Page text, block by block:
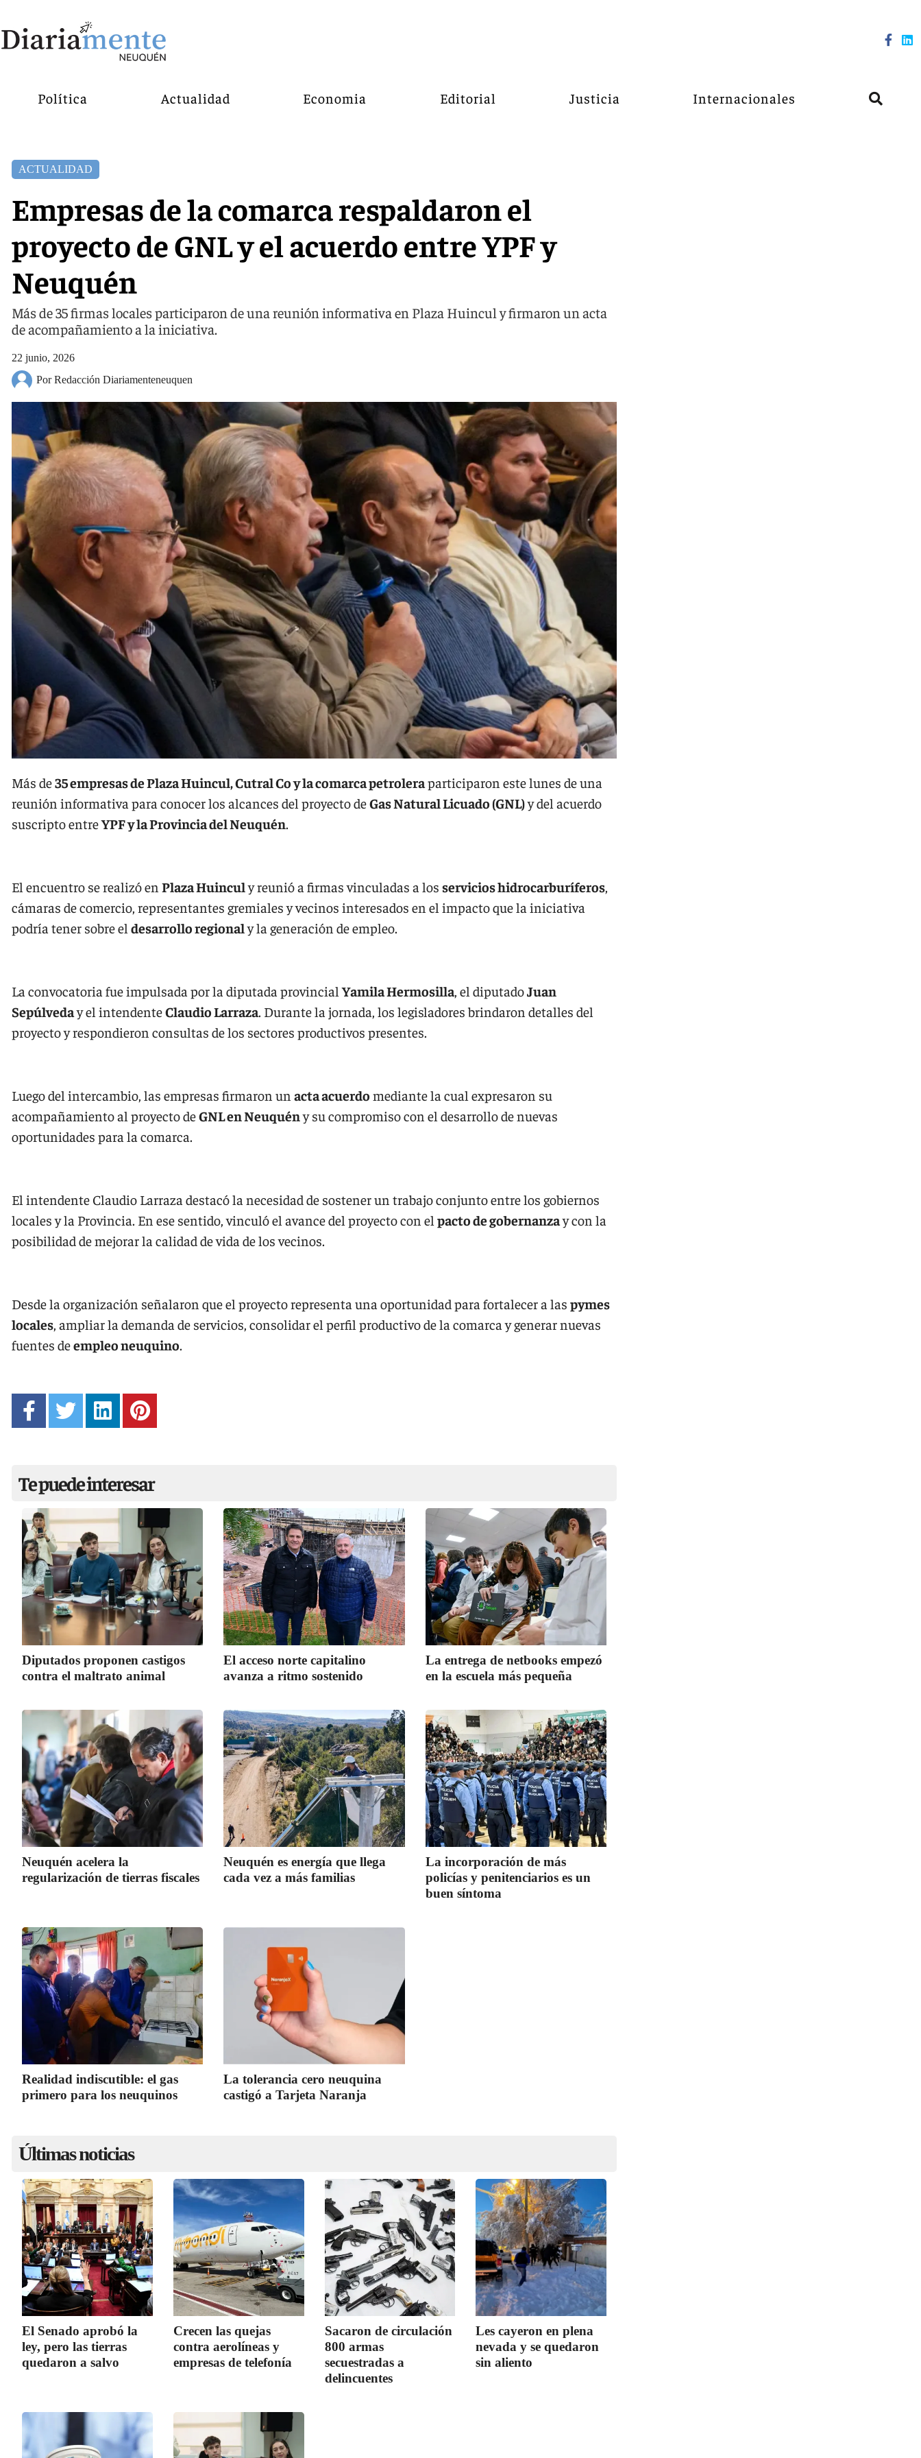
Política Actualidad Economia Editorial Justicia Internacionales
ACTUALIDAD
Empresas de la comarca respaldaron el
proyecto de GNL y el acuerdo entre YPF y
Neuquén
Más de 35 firmas locales participaron de una reunión informativa en Plaza Huincul y firmaron un acta
de acompañamiento a la iniciativa.
22 junio, 2026
Por Redacción Diariamenteneuquen
Más de35 empresas de Plaza Huincul, Cutral Co y la comarca petroleraparticiparon este lunes de una
reunión informativa para conocer los alcances del proyecto deGas Natural Licuado (GNL)y del acuerdo
suscripto entreYPF y la Provincia del Neuquén.
El encuentro se realizó en Plaza Huinculy reunió a firmas vinculadas a los servicios hidrocarburíferos,
cámaras de comercio, representantes gremiales y vecinos interesados en el impacto que la iniciativa
podría tener sobre el desarrollo regionaly la generación de empleo.
La convocatoria fue impulsada por la diputada provincialYamila Hermosilla, el diputadoJuan
Sepúlveday el intendenteClaudio Larraza. Durante la jornada, los legisladores brindaron detalles del
proyecto y respondieron consultas de los sectores productivos presentes.
Luego del intercambio, las empresas firmaron un acta acuerdo mediante la cual expresaron su
acompañamiento al proyecto deGNL en Neuquény su compromiso con el desarrollo de nuevas
oportunidades para la comarca.
El intendente Claudio Larraza destacó la necesidad de sostener un trabajo conjunto entre los gobiernos
locales y la Provincia. En ese sentido, vinculó el avance del proyecto con el pacto de gobernanzay con la
posibilidad de mejorar la calidad de vida de los vecinos.
Desde la organización señalaron que el proyecto representa una oportunidad para fortalecer a las pymes
locales, ampliar la demanda de servicios, consolidar el perfil productivo de la comarca y generar nuevas
fuentes deempleo neuquino.
Te puede interesar
Diputados proponen castigos
contra el maltrato animal
El acceso norte capitalino
avanza a ritmo sostenido
La entrega de netbooks empezó
en la escuela más pequeña
Neuquén acelera la
regularización de tierras fiscales
Neuquén es energía que llega
cada vez a más familias
La incorporación de más
policías y penitenciarios es un
buen síntoma
Realidad indiscutible: el gas
primero para los neuquinos
La tolerancia cero neuquina
castigó a Tarjeta Naranja
Últimas noticias
El Senado aprobó la
ley, pero las tierras
quedaron a salvo
Crecen las quejas
contra aerolíneas y
empresas de telefonía
Sacaron de circulación
800 armas
secuestradas a
delincuentes
Les cayeron en plena
nevada y se quedaron
sin aliento